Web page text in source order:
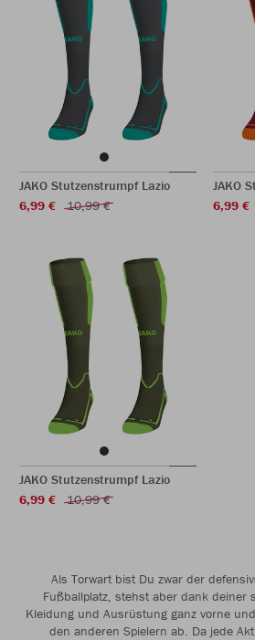
JAKO Stutzenstrumpf Lazio
6,99 €
10,99 €
JAKO
6,99 €
JAKO Stutzenstrumpf Lazio
6,99 €
10,99 €
Als Torwart bist Du zwar der
Fußballplatz, stehst aber dank deiner
Kleidung und Ausrüstung ganz vorne
den anderen Spielern ab. Da jede